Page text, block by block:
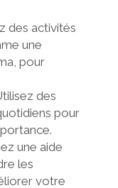
des activités
une
pour
des
pour
une aide
les
votre